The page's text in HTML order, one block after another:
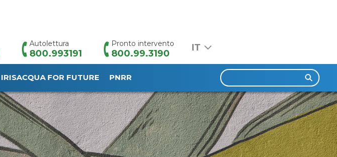
Autolettura
800.993191
Pronto intervento
800.99.3190
IRISACQUA FOR FUTURE PNRR
Ricerca
per: